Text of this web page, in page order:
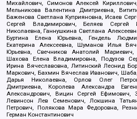
Михайлович, Симонов Алексей
Мельникова Валентина Дмитриевна,
Баженова Светлана Куприяновна, Исаев
Сергей Владимирович, Беляев Сергей
Николаевна, Ганнушкина Светлана
Буртина Елена Юрьевна, Гендель
Екатерина Алексеевна, Шуманов Илья
Юрьевна, Свечников Анатолий
Шахова Елена Владимировна, Подузов
Ирина Вячеславовна, Литинский Леонид
Маркович, Бахмин Вячеслав Иванович,
Дарья Николаевна, Орлов Олег
Дмитриевна, Королева Александра
Александрович, Вицин Сергей Ефимович,
Левинсон Лев Семенович, Локшина
Петрович, Полякова Мара Федоровна,
Герман Константинович